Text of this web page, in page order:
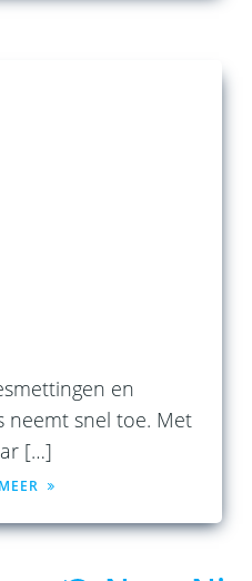
en
neemt snel toe. Met
[…]